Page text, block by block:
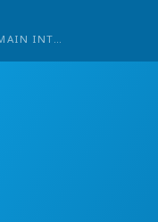
INDEPENDENT DOMAIN INTELLIGENCE